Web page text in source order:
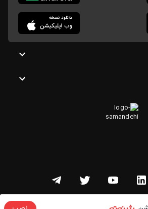
این وبسایت متعلق به شنوتو است